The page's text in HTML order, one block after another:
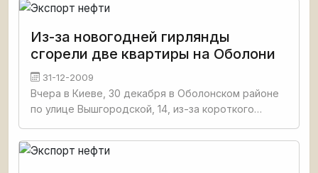
словам очевидца
Из-за новогодней гирлянды
сгорели две квартиры на Оболони
31-12-2009
Вчера в Киеве, 30 декабря в Оболонском районе
по улице Вышгородской, 14, из-за короткого
ссылкой на Газету по-киевски. Как сообщили в
Оболонском